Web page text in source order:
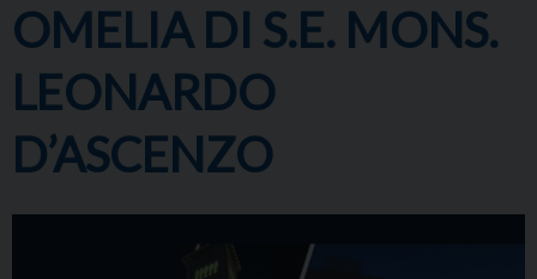
OMELIA DI S.E. MONS.
LEONARDO
D’ASCENZO